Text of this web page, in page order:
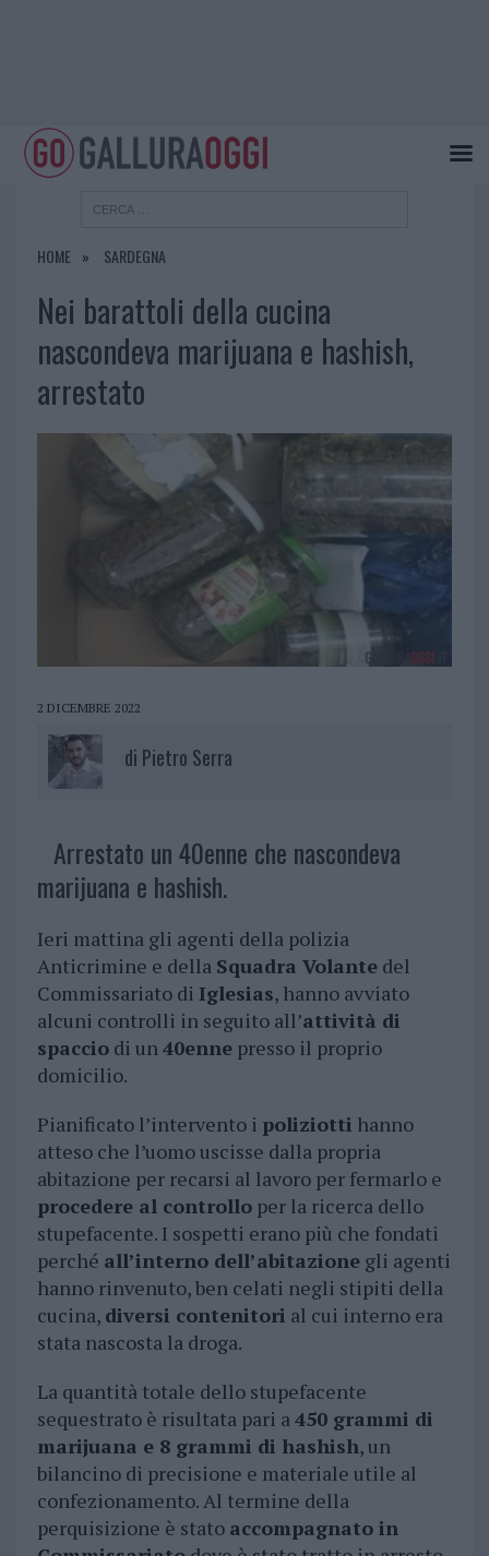
HOME SARDEGNA
Nei barattoli della cucina
nascondeva marijuana e hashish,
arrestato
2 DICEMBRE 2022
di Pietro Serra
Arrestato un 40enne che nascondeva
marijuana e hashish.
Ieri mattina gli agenti della polizia
Anticrimine e della Squadra Volantedel
Commissariato di Iglesias, hanno avviato
alcuni controlli in seguito all’attività di
spacciodi un40ennepresso il proprio
domicilio.
Pianificato l’intervento i poliziotti hanno
atteso che l’uomo uscisse dalla propria
abitazione per recarsi al lavoro per fermarlo e
procedere al controlloper la ricerca dello
stupefacente. I sospetti erano più che fondati
perché all’interno dell’abitazionegli agenti
hanno rinvenuto, ben celati negli stipiti della
cucina, diversi contenitori al cui interno era
stata nascosta la droga.
La quantità totale dello stupefacente
sequestrato è risultata pari a450 grammi di
marijuana e 8 grammi di hashish, un
bilancino di precisione e materiale utile al
confezionamento. Al termine della
perquisizione è stato accompagnato in